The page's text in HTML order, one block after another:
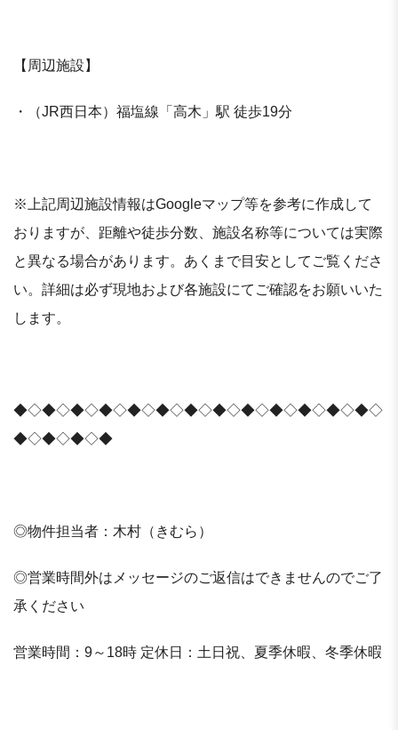
【周辺施設】
・（JR西日本）福塩線「高木」駅 徒歩19分
※上記周辺施設情報はGoogleマップ等を参考に作成して
おりますが、距離や徒歩分数、施設名称等については実際
と異なる場合があります。あくまで目安としてご覧くださ
い。詳細は必ず現地および各施設にてご確認をお願いいた
します。
◆◇◆◇◆◇◆◇◆◇◆◇◆◇◆◇◆◇◆◇◆◇◆◇◆◇
◆◇◆◇◆◇◆
◎物件担当者：木村（きむら）
◎営業時間外はメッセージのご返信はできませんのでご了
承ください
営業時間：9～18時 定休日：土日祝、夏季休暇、冬季休暇